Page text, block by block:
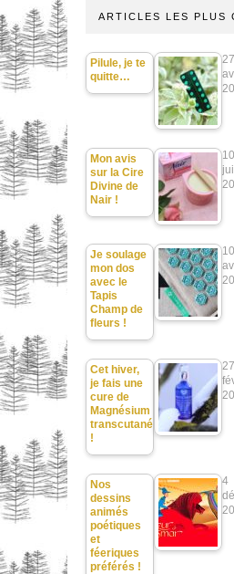
ARTICLES LES PLUS
Pilule, je te
quitte…
27
Mon avis
sur la Cire
Divine de
Nair !
10
Je soulage
mon dos
avec le
Tapis
Champ de
fleurs !
10
Cet hiver,
je fais une
cure de
Magnésium
transcutané
!
27
Nos
dessins
animés
poétiques
et
féeriques
préférés !
4